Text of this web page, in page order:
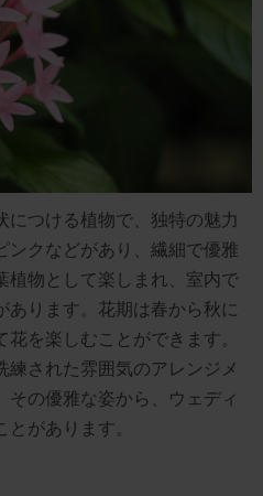
につける植物で、独特の魅力
ンクなどがあり、繊細で優雅
植物として楽しまれ、室内で
あります。花期は春から秋に
を楽しむことができます。
された雰囲気のアレンジメ
の優雅な姿から、ウェディ
があります。